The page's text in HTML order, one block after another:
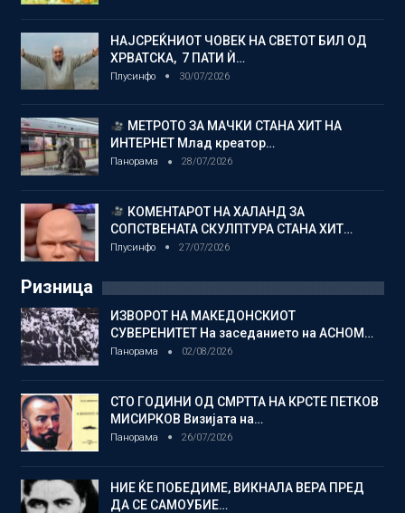
НАЈСРЕЌНИОТ ЧОВЕК НА СВЕТОТ БИЛ ОД
ХРВАТСКА, 7 ПАТИ Ѝ…
Плусинфо 30/07/2026
МЕТРОТО ЗА МАЧКИ СТАНА ХИТ НА
ИНТЕРНЕТ Млад креатор…
Панорама 28/07/2026
КОМЕНТАРОТ НА ХАЛАНД ЗА
СОПСТВЕНАТА СКУЛПТУРА СТАНА ХИТ…
Плусинфо 27/07/2026
Ризница
ИЗВОРОТ НА МАКЕДОНСКИОТ
СУВЕРЕНИТЕТ На заседанието на АСНОМ…
Панорама 02/08/2026
СТО ГОДИНИ ОД СМРТТА НА КРСТЕ ПЕТКОВ
МИСИРКОВ Визијата на…
Панорама 26/07/2026
НИЕ ЌЕ ПОБЕДИМЕ, ВИКНАЛА ВЕРА ПРЕД
ДА СЕ САМОУБИЕ…